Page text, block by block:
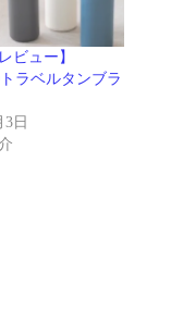
ビュー】
トラベルタンブラ
3日